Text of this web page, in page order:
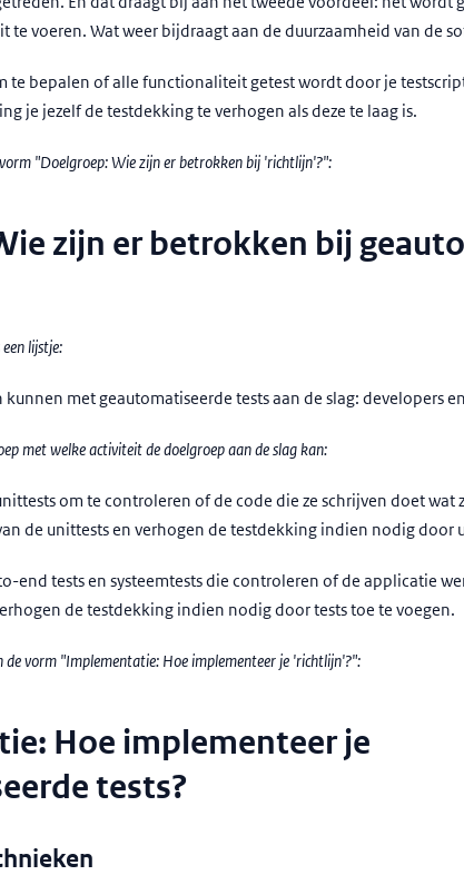
te voeren. Wat weer bijdraagt aan de duurzaamheid van de
te bepalen of alle functionaliteit getest wordt door je
je jezelf de testdekking te verhogen als deze te laag is.
"Doelgroep: Wie zijn er betrokken bij 'richtlijn'?":
zijn er betrokken bij
lijstje:
met geautomatiseerde tests aan de slag: developers
met welke activiteit de doelgroep aan de slag kan:
om te controleren of de code die ze schrijven doet wat
de unittests en verhogen de testdekking indien nodig door
end tests en systeemtests die controleren of de applicatie
de testdekking indien nodig door tests toe te voegen.
vorm "Implementatie: Hoe implementeer je 'richtlijn'?":
Hoe implementeer je
tests?